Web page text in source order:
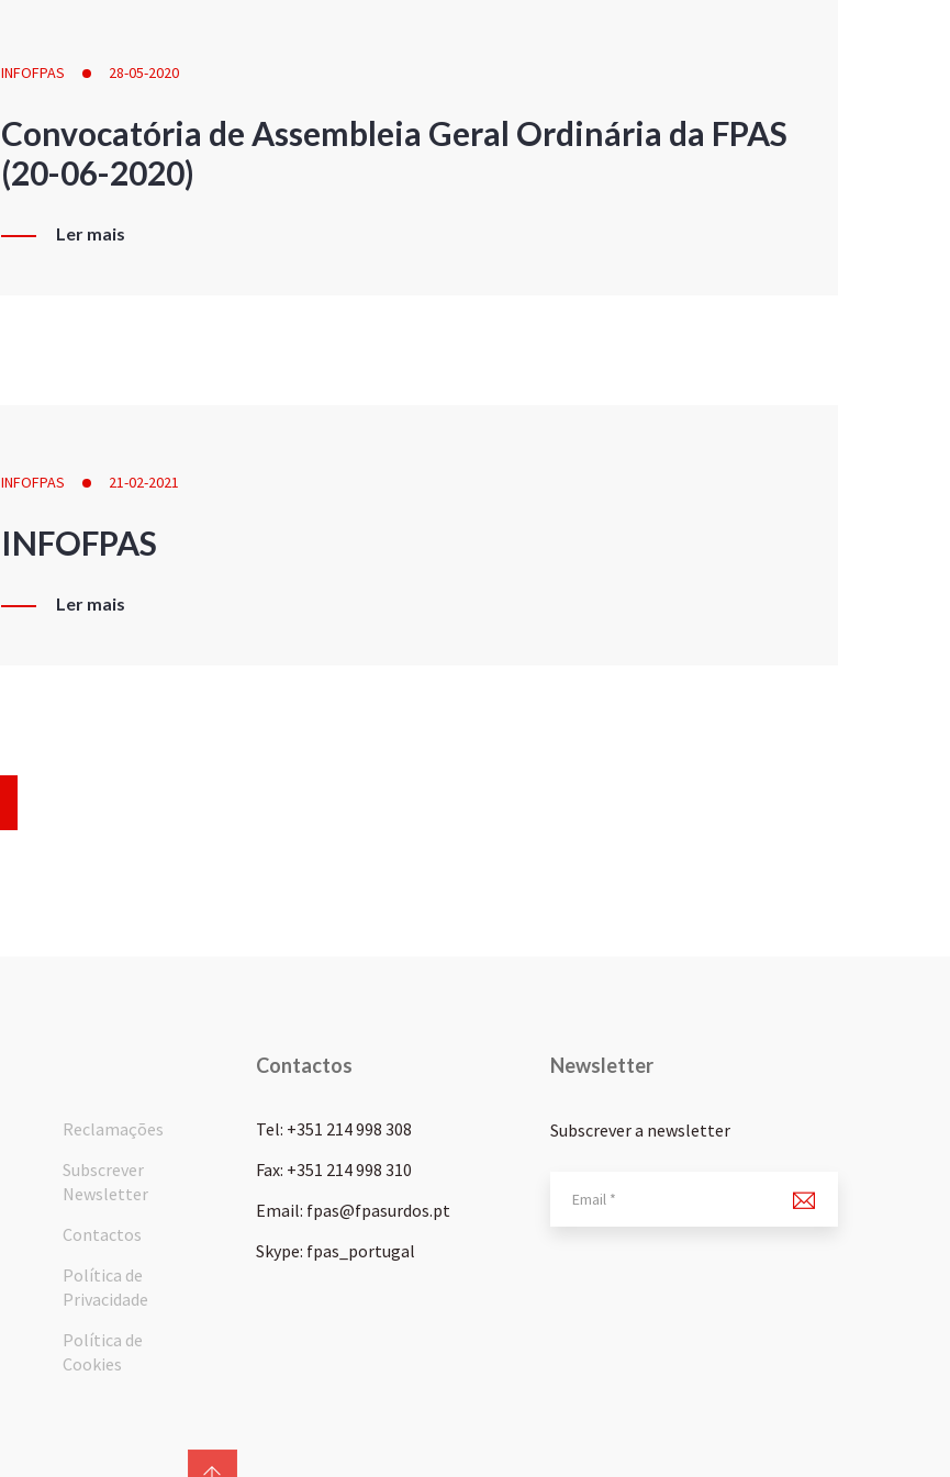
INFOFPAS 28-05-2020
Convocatória de Assembleia Geral Ordinária da FPAS
(20-06-2020)
Ler mais
INFOFPAS 21-02-2021
INFOFPAS
Ler mais
Reclamações
Subscrever
Newsletter
Contactos
Política de
Privacidade
Política de
Cookies
Contactos
Tel: +351 214 998 308
Fax: +351 214 998 310
Email: fpas@fpasurdos.pt
Skype: fpas_portugal
Newsletter
Subscrever a newsletter